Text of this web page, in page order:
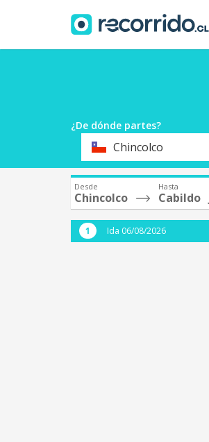
¿De dónde partes?
OrigenChincolco
Desde
Chincolco
Hasta
Cabildo
Ida 06/08/2026